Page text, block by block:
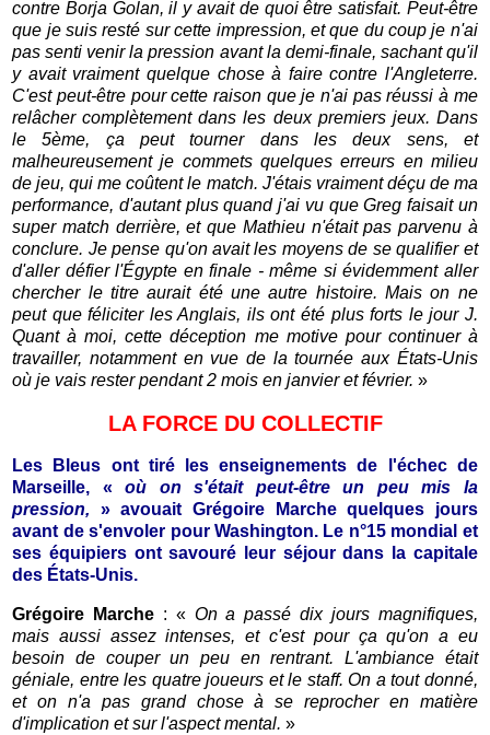
contre Borja Golan, il y avait de quoi être satisfait. Peut-être
que je suis resté sur cette impression, et que du coup je n'ai
pas senti venir la pression avant la demi-finale, sachant qu'il
y avait vraiment quelque chose à faire contre l'Angleterre.
C'est peut-être pour cette raison que je n'ai pas réussi à me
relâcher complètement dans les deux premiers jeux. Dans
le 5ème, ça peut tourner dans les deux sens, et
malheureusement je commets quelques erreurs en milieu
de jeu, qui me coûtent le match. J'étais vraiment déçu de ma
performance, d'autant plus quand j'ai vu que Greg faisait un
super match derrière, et que Mathieu n'était pas parvenu à
conclure. Je pense qu'on avait les moyens de se qualifier et
d'aller défier l'Égypte en finale - même si évidemment aller
chercher le titre aurait été une autre histoire. Mais on ne
peut que féliciter les Anglais, ils ont été plus forts le jour J.
Quant à moi, cette déception me motive pour continuer à
travailler, notamment en vue de la tournée aux États-Unis
où je vais rester pendant 2 mois en janvier et février.»
LA FORCE DU COLLECTIF
Les Bleus ont tiré les enseignements de l'échec de
Marseille, «où on s'était peut-être un peu mis la
pression, » avouait Grégoire Marche quelques jours
avant de s'envoler pour Washington. Le n°15 mondial et
ses équipiers ont savouré leur séjour dans la capitale
des États-Unis.
Grégoire Marche : « On a passé dix jours magnifiques,
mais aussi assez intenses, et c'est pour ça qu'on a eu
besoin de couper un peu en rentrant. L'ambiance était
géniale, entre les quatre joueurs et le staff. On a tout donné,
et on n'a pas grand chose à se reprocher en matière
d'implication et sur l'aspect mental. »